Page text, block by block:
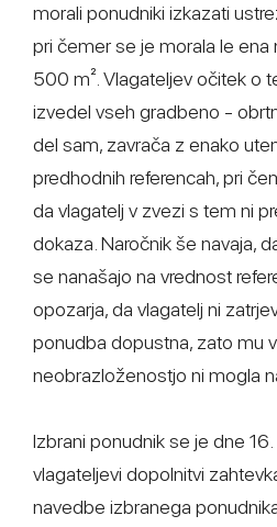
morali ponudniki izkazati
pri čemer se je morala le ena
500 m². Vlagateljev očitek o
izvedel vseh gradbeno -
del sam, zavrača z enako
predhodnih referencah, pri
da vlagatelj v zvezi s tem ni
dokaza. Naročnik še navaja,
se nanašajo na vrednost
opozarja, da vlagatelj ni
ponudba dopustna, zato mu
neobrazloženostjo ni mogla
Izbrani ponudnik se je dne
vlagateljevi dopolnitvi
navedbe izbranega